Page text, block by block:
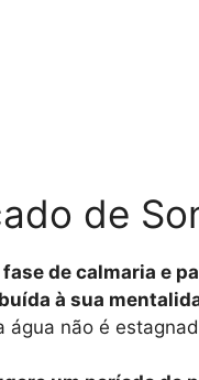
de
de calmaria e
à sua
água não é